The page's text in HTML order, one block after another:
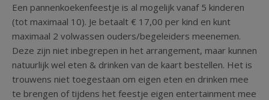
Een pannenkoekenfeestje is al mogelijk vanaf 5 kinderen
(tot maximaal 10). Je betaalt € 17,00 per kind en kunt
maximaal 2 volwassen ouders/begeleiders meenemen.
Deze zijn niet inbegrepen in het arrangement, maar kunnen
natuurlijk wel eten & drinken van de kaart bestellen. Het is
trouwens niet toegestaan om eigen eten en drinken mee
te brengen of tijdens het feestje eigen entertainment mee